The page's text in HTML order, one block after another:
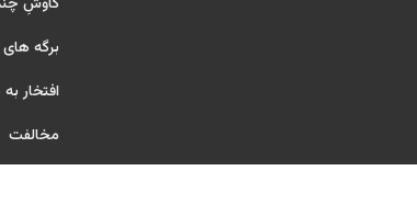
برگه های
افتخار
مخالفت